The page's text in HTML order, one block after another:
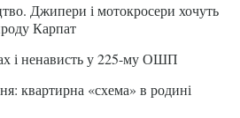
Джипери і мотокросери хочуть
Карпат
і ненависть у 225-му ОШП
квартирна «схема» в родині